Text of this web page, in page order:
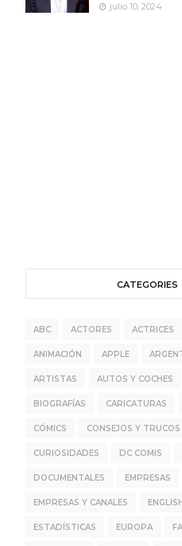
julio 10, 2024
CATEGORIES
ABC ACTORES ACTRICES
ANIMACIÓN APPLE
ARTISTAS AUTOS Y COCHES
BIOGRAFÍAS CARICATURAS
CÓMICS CONSEJOS Y TRUCOS
CURIOSIDADES DC COMIS
DOCUMENTALES EMPRESAS
EMPRESAS Y CANALES
ESTADÍSTICAS EUROPA